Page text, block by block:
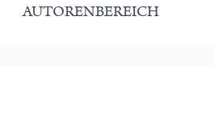
AUTORENBEREICH